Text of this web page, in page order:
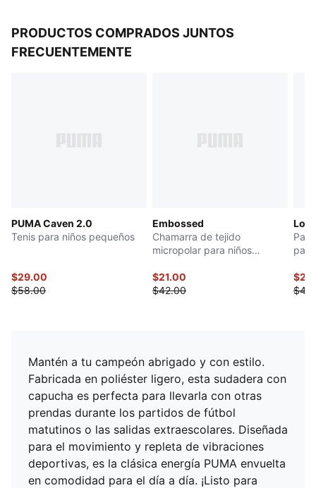
PRODUCTOS COMPRADOS JUNTOS
FRECUENTEMENTE
PUMA Caven 2.0
Tenis para niños pequeños
$29.00
$58.00
Embossed
Chamarra de tejido
micropolar para niños
$21.00
$42.00
Mantén a tu campeón abrigado y con estilo.
Fabricada en poliéster ligero, esta sudadera con
capucha es perfecta para llevarla con otras
prendas durante los partidos de fútbol
matutinos o las salidas extraescolares. Diseñada
para el movimiento y repleta de vibraciones
deportivas, es la clásica energía PUMA envuelta
en comodidad para el día a día. ¡Listo para